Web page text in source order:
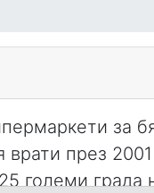
за
през 2001
големи